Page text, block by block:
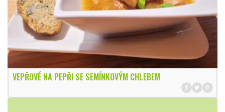
VEPŘOVÉ NA PEPŘI SE SEMÍNKOVÝM CHLEBEM